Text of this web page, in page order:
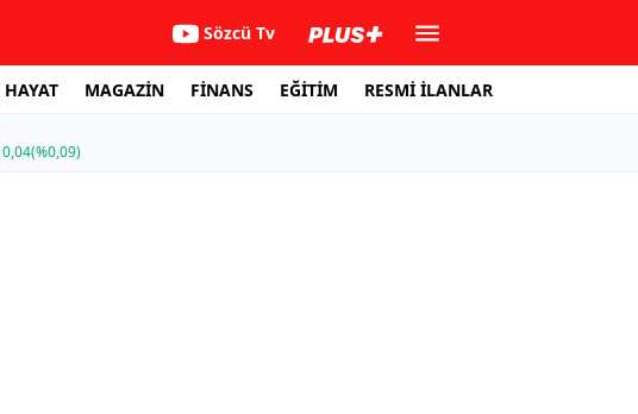
Sözcü Tv
HAYAT MAGAZİN FİNANS EĞİTİM RESMİ İLANLAR
0,04(%0,09)